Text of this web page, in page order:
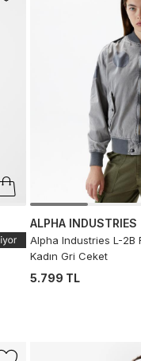
ALPHA INDUSTRIES
Alpha Industries L-2B
Kadın Gri Ceket
5.799 TL